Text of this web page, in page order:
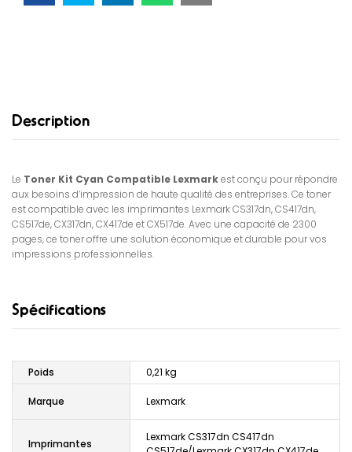
Description
Le Toner Kit Cyan Compatible Lexmarkest conçu pour répondre
aux besoins d’impression de haute qualité des entreprises. Ce toner
est compatible avec les imprimantes Lexmark CS317dn, CS417dn,
CS517de, CX317dn, CX417de et CX517de. Avec une capacité de 2300
pages, ce toner offre une solution économique et durable pour vos
impressions professionnelles.
Spécifications
Poids 0,21 kg
Marque Lexmark
Imprimantes
Lexmark CS317dn CS417dn